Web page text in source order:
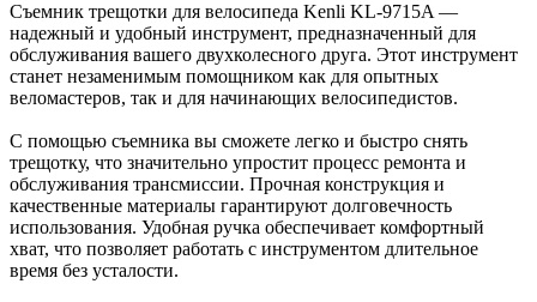
Съемник трещотки для велосипеда Kenli KL-9715A —
надежный и удобный инструмент, предназначенный для
обслуживания вашего двухколесного друга. Этот инструмент
станет незаменимым помощником как для опытных
веломастеров, так и для начинающих велосипедистов.
С помощью съемника вы сможете легко и быстро снять
трещотку, что значительно упростит процесс ремонта и
обслуживания трансмиссии. Прочная конструкция и
качественные материалы гарантируют долговечность
использования. Удобная ручка обеспечивает комфортный
хват, что позволяет работать с инструментом длительное
время без усталости.